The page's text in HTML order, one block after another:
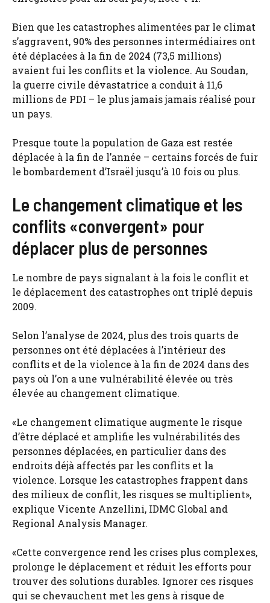
Bien que les catastrophes alimentées par le climat
s’aggravent, 90% des personnes intermédiaires ont
été déplacées à la fin de 2024 (73,5 millions)
avaient fui les conflits et la violence. Au Soudan,
la guerre civile dévastatrice a conduit à 11,6
millions de PDI – le plus jamais jamais réalisé pour
un pays.
Presque toute la population de Gaza est restée
déplacée à la fin de l’année – certains forcés de fuir
le bombardement d’Israël jusqu’à 10 fois ou plus.
Le changement climatique et les
conflits «convergent» pour
déplacer plus de personnes
Le nombre de pays signalant à la fois le conflit et
le déplacement des catastrophes ont triplé depuis
2009.
Selon l’analyse de 2024, plus des trois quarts de
personnes ont été déplacées à l’intérieur des
conflits et de la violence à la fin de 2024 dans des
pays où l’on a une vulnérabilité élevée ou très
élevée au changement climatique.
«Le changement climatique augmente le risque
d’être déplacé et amplifie les vulnérabilités des
personnes déplacées, en particulier dans des
endroits déjà affectés par les conflits et la
violence. Lorsque les catastrophes frappent dans
des milieux de conflit, les risques se multiplient»,
explique Vicente Anzellini, IDMC Global and
Regional Analysis Manager.
«Cette convergence rend les crises plus complexes,
prolonge le déplacement et réduit les efforts pour
trouver des solutions durables. Ignorer ces risques
qui se chevauchent met les gens à risque de